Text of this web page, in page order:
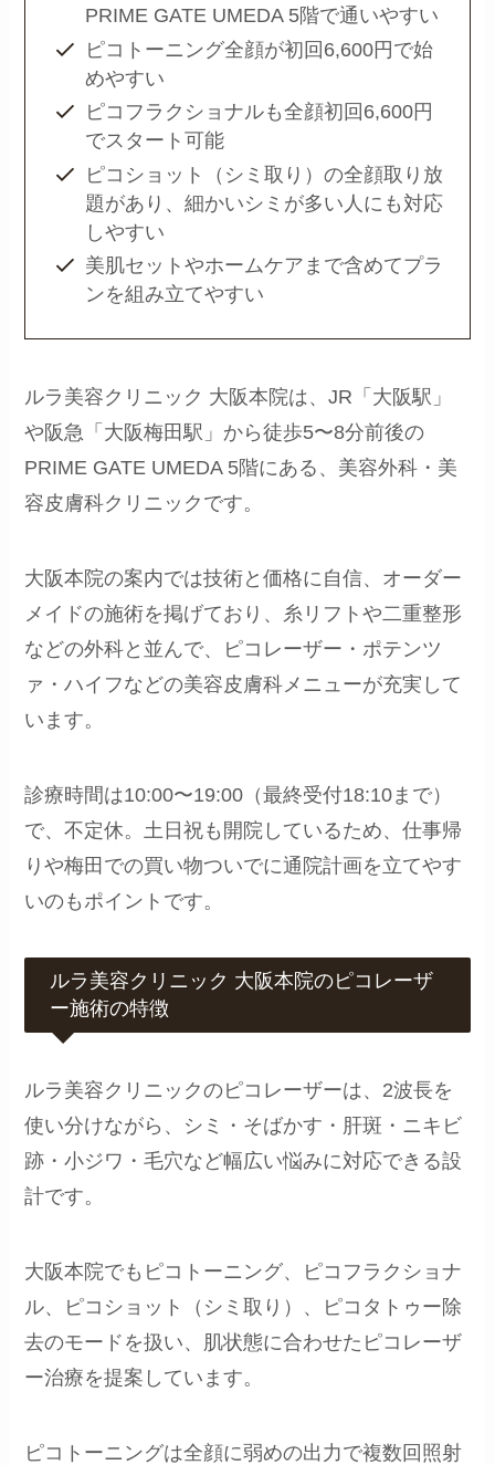
PRIME GATE UMEDA 5階で通いやすい
ピコトーニング全顔が初回6,600円で始
めやすい
ピコフラクショナルも全顔初回6,600円
でスタート可能
ピコショット（シミ取り）の全顔取り放
題があり、細かいシミが多い人にも対応
しやすい
美肌セットやホームケアまで含めてプラ
ンを組み立てやすい
ルラ美容クリニック 大阪本院は、JR「大阪駅」
や阪急「大阪梅田駅」から徒歩5〜8分前後の
PRIME GATE UMEDA 5階にある、美容外科・美
容皮膚科クリニックです。
大阪本院の案内では技術と価格に自信、オーダー
メイドの施術を掲げており、糸リフトや二重整形
などの外科と並んで、ピコレーザー・ポテンツ
ァ・ハイフなどの美容皮膚科メニューが充実して
います。
診療時間は10:00〜19:00（最終受付18:10まで）
で、不定休。土日祝も開院しているため、仕事帰
りや梅田での買い物ついでに通院計画を立てやす
いのもポイントです。
ルラ美容クリニック 大阪本院のピコレーザ
ー施術の特徴
ルラ美容クリニックのピコレーザーは、2波長を
使い分けながら、シミ・そばかす・肝斑・ニキビ
跡・小ジワ・毛穴など幅広い悩みに対応できる設
計です。
大阪本院でもピコトーニング、ピコフラクショナ
ル、ピコショット（シミ取り）、ピコタトゥー除
去のモードを扱い、肌状態に合わせたピコレーザ
ー治療を提案しています。
ピコトーニングは全顔に弱めの出力で複数回照射